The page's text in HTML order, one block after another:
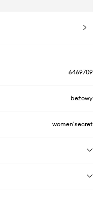
6469709
beżowy
women'secret